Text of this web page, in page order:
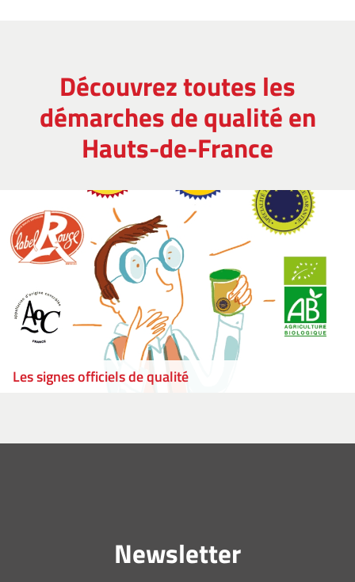
Découvrez toutes les
démarches de qualité en
Hauts-de-France
Les signes officiels de qualité
Newsletter